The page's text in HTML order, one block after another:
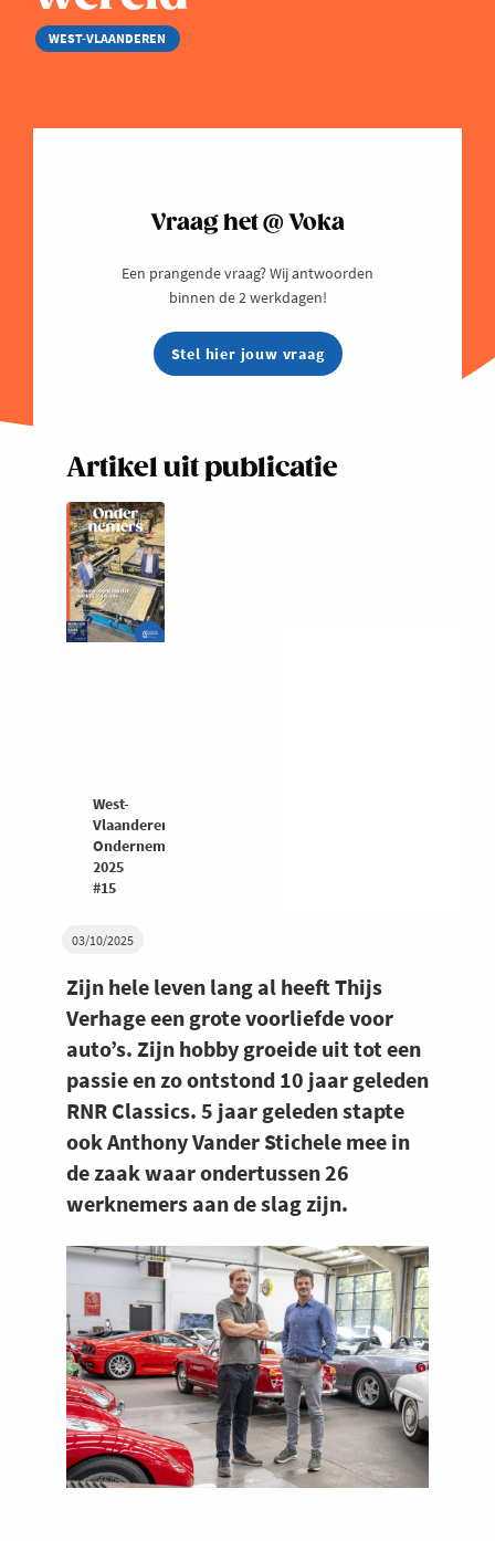
WEST-VLAANDEREN
03/10/2025
Zijn hele leven lang al heeft Thijs
Verhage een grote voorliefde voor
auto’s. Zijn hobby groeide uit tot een
passie en zo ontstond 10 jaar geleden
RNR Classics. 5 jaar geleden stapte
ook Anthony Vander Stichele mee in
de zaak waar ondertussen 26
werknemers aan de slag zijn.
Vraag het @ Voka
Een prangende vraag? Wij antwoorden
binnen de 2 werkdagen!
Stel hier jouw vraag
Artikel uit publicatie
West-
Vlaanderen
Ondernemers
2025
#15